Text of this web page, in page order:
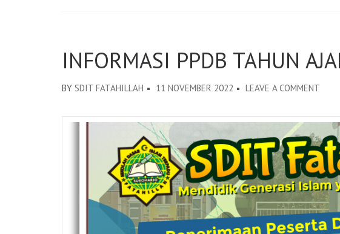
INFORMASI PPDB TAHUN
BY SDIT FATAHILLAH 11 NOVEMBER 2022 LEAVE A COMMENT
PPDB